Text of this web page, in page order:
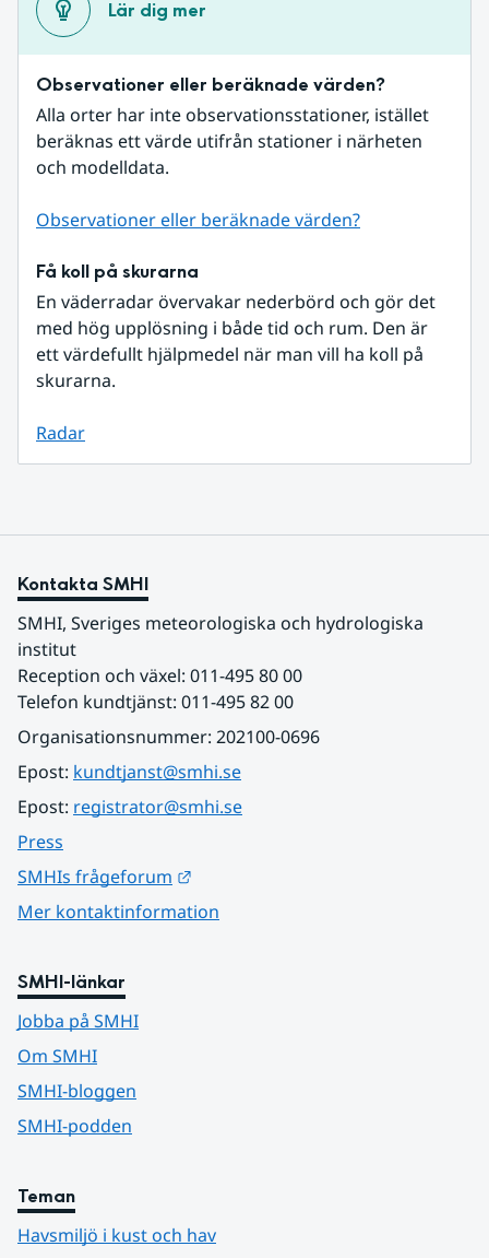
Lär dig mer
Observationer eller beräknade värden?
Alla orter har inte observationsstationer, istället
beräknas ett värde utifrån stationer i närheten
och modelldata.
Observationer eller beräknade värden?
Få koll på skurarna
En väderradar övervakar nederbörd och gör det
med hög upplösning i både tid och rum. Den är
ett värdefullt hjälpmedel när man vill ha koll på
skurarna.
Radar
Kontakta SMHI
SMHI, Sveriges meteorologiska och hydrologiska
institut
Reception och växel: 011-495 80 00
Telefon kundtjänst: 011-495 82 00
Organisationsnummer: 202100-0696
Epost: kundtjanst@smhi.se
Epost: registrator@smhi.se
Press
SMHIs frågeforum
Mer kontaktinformation
SMHI-länkar
Jobba på SMHI
Om SMHI
SMHI-bloggen
SMHI-podden
Teman
Havsmiljö i kust och hav